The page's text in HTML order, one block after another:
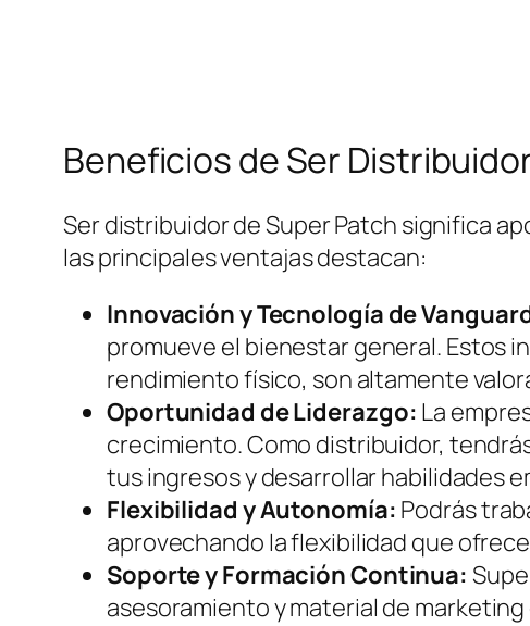
Beneficios de Ser
Ser distribuidor de Super Patch significa
las principales ventajas destacan:
Innovación y Tecnología de
promueve el bienestar general. Estos
rendimiento físico, son altamente
Oportunidad de Liderazgo: La
crecimiento. Como distribuidor,
tus ingresos y desarrollar habilidades
Flexibilidad y Autonomía: Podrás
aprovechando la flexibilidad que
Soporte y Formación Continua:
asesoramiento y material de